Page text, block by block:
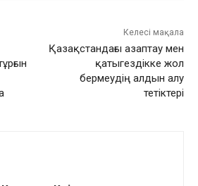
Келесі мақала
Қазақстандағы азаптау мен
қатыгездікке жол
бермеудің алдын алу
тетіктері